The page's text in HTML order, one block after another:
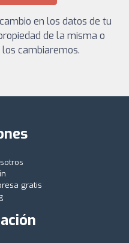
en los datos de tu
de la misma o
cambiaremos.
gratis